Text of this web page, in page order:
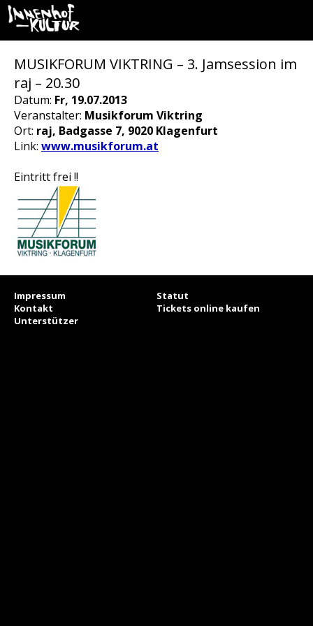
MUSIKFORUM VIKTRING – 3. Jamsession im
raj – 20.30
Datum: Fr, 19.07.2013
Veranstalter: Musikforum Viktring
Ort: raj, Badgasse 7, 9020 Klagenfurt
Link: www.musikforum.at
Eintritt frei !!
Impressum
Statut
Kontakt
Tickets online kaufen
Unterstützer